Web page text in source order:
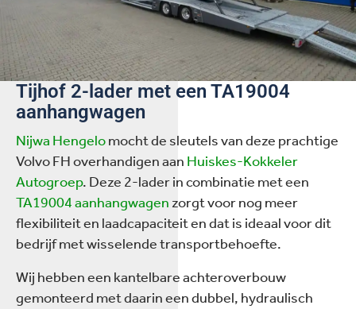
Tijhof 2-lader met een TA19004
aanhangwagen
Nijwa Hengelomocht de sleutels van deze prachtige
Volvo FH overhandigen aan Huiskes-Kokkeler
Autogroep. Deze 2-lader in combinatie met een
TA19004 aanhangwagen zorgt voor nog meer
flexibiliteit en laadcapaciteit en dat is ideaal voor dit
bedrijf met wisselende transportbehoefte.
Wij hebben een kantelbare achteroverbouw
gemonteerd met daarin een dubbel, hydraulisch